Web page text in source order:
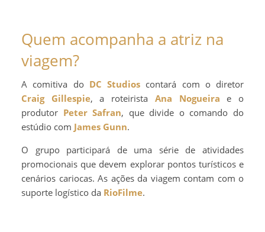
Quem acompanha a atriz na
viagem?
A comitiva do DC Studios contará com o diretor
Craig Gillespie, a roteirista Ana Nogueira e o
produtor Peter Safran, que divide o comando do
estúdio com James Gunn.
O grupo participará de uma série de atividades
promocionais que devem explorar pontos turísticos e
cenários cariocas. As ações da viagem contam com o
suporte logístico da RioFilme.